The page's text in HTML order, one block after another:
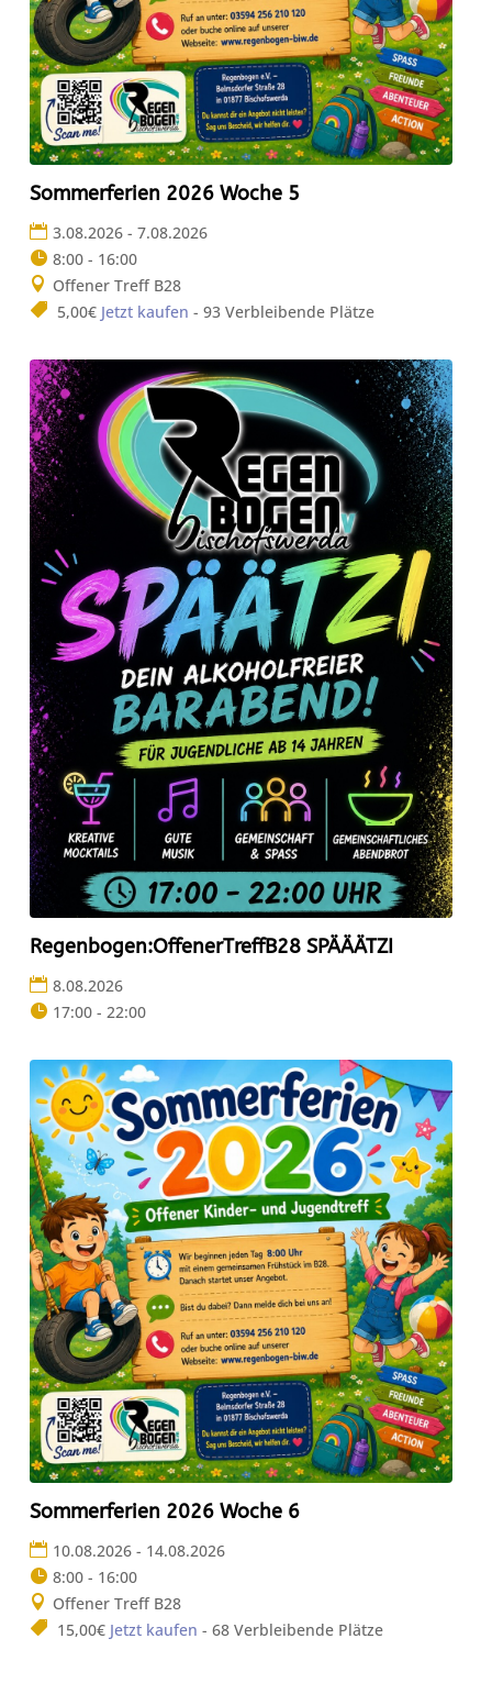
Sommerferien 2026 Woche 5
3.08.2026 - 7.08.2026
8:00 - 16:00
Offener Treff B28
5,00€ Jetzt kaufen - 93 Verbleibende Plätze
Regenbogen:OffenerTreffB28 SPÄÄÄTZI
8.08.2026
17:00 - 22:00
Sommerferien 2026 Woche 6
10.08.2026 - 14.08.2026
8:00 - 16:00
Offener Treff B28
15,00€ Jetzt kaufen - 68 Verbleibende Plätze